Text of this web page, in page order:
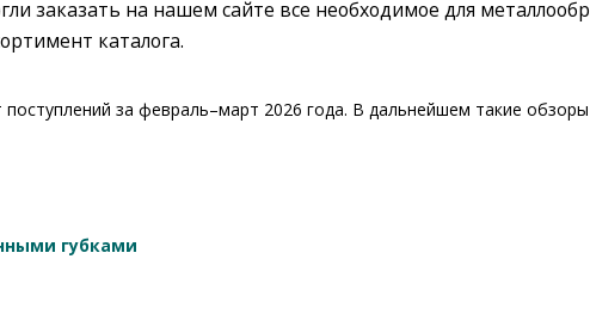
заказать на нашем сайте все необходимое для
каталога.
за февраль–март 2026 года. В дальнейшем такие
губками